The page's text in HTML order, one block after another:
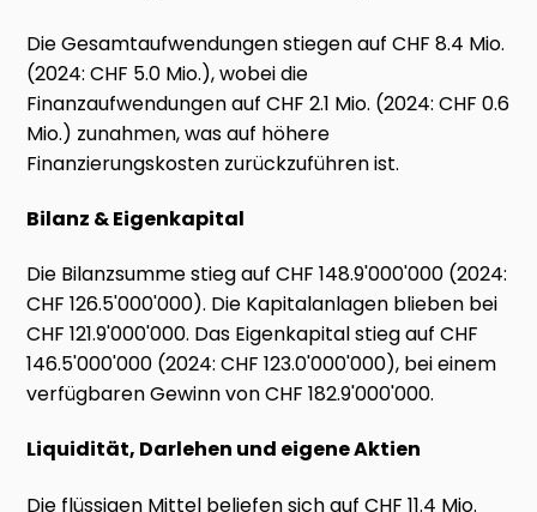
Die Gesamtaufwendungen stiegen auf CHF 8.4 Mio.
(2024: CHF 5.0 Mio.), wobei die
Finanzaufwendungen auf CHF 2.1 Mio. (2024: CHF 0.6
Mio.) zunahmen, was auf höhere
Finanzierungskosten zurückzuführen ist.
Bilanz & Eigenkapital
Die Bilanzsumme stieg auf CHF 148.9'000'000 (2024:
CHF 126.5'000'000). Die Kapitalanlagen blieben bei
CHF 121.9'000'000. Das Eigenkapital stieg auf CHF
146.5'000'000 (2024: CHF 123.0'000'000), bei einem
verfügbaren Gewinn von CHF 182.9'000'000.
Liquidität, Darlehen und eigene Aktien
Die flüssigen Mittel beliefen sich auf CHF 11.4 Mio.